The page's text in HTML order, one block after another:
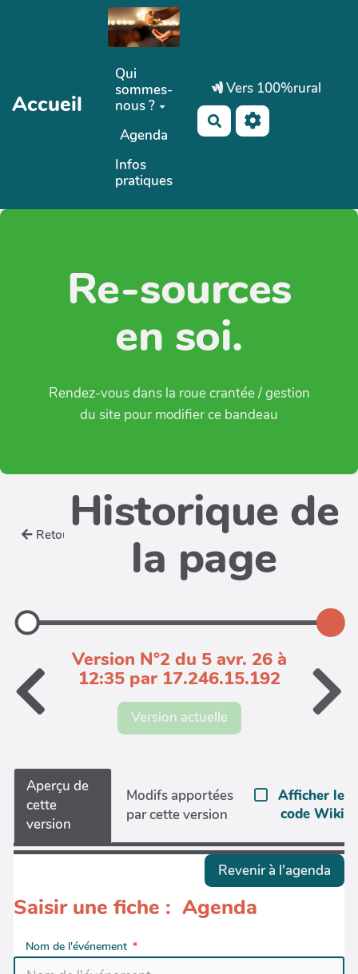
Aller au contenu principal
Accueil
Qui
sommes-
nous ?
Agenda
Infos
pratiques
Vers 100%rural
Rechercher
Re-sources
en soi.
Rendez-vous dans la roue crantée / gestion
du site pour modifier ce bandeau
Retour Historique de
la page
Version N°2 du 5 avr. 26 à
12:35 par 17.246.15.192
Version actuelle
Aperçu de
cette
version
Modifs apportées
par cette version
Afficher le
code Wiki